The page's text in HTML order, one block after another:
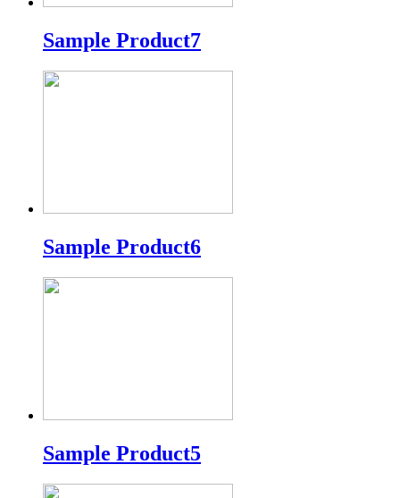
Sample Product7
Sample Product6
Sample Product5